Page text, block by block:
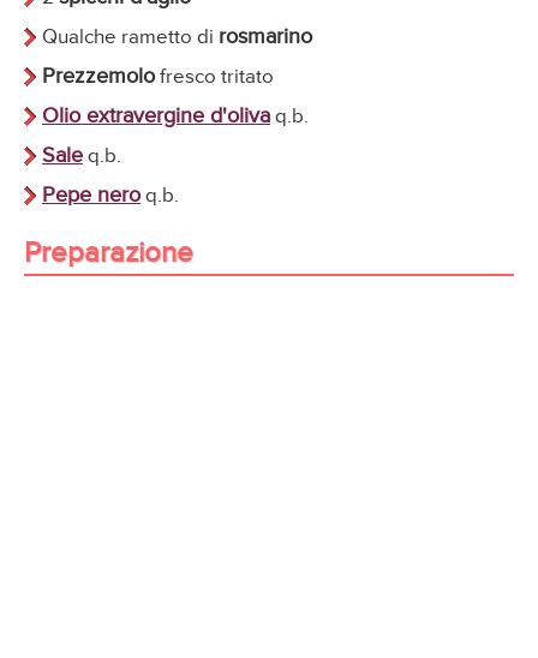
Qualche rametto di rosmarino
Prezzemolofresco tritato
Olio extravergine d'oliva q.b.
Sale q.b.
Pepe neroq.b.
Preparazione